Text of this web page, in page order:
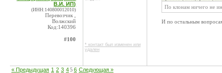
В.И. ИП)
(ИНН:140800012010)
Перевозчик ,
Волжский
Код:140396
#100
* контакт был изменен или
удален
По клонам ничего не
И по остальным
« Предыдущая 1 2 3 45 6 Следующая »